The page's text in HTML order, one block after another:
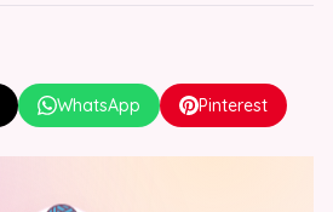
WhatsApp Pinterest